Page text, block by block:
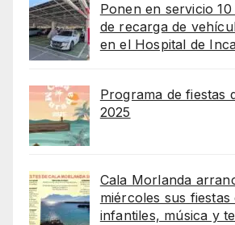
Ponen en servicio
de recarga de
en el Hospital de
Programa de fiestas
2025
Cala Morlanda
miércoles sus
infantiles, música y